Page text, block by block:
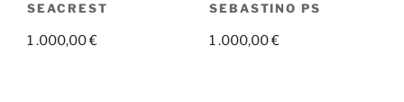
SEACREST
1 .000,00€
SEBASTINO PS
1 .000,00€